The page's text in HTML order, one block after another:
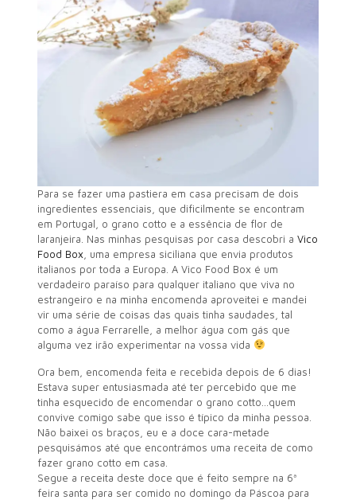
Para se fazer uma pastiera em casa precisam de dois
ingredientes essenciais, que dificilmente se encontram
em Portugal, o grano cotto e a essência de flor de
laranjeira. Nas minhas pesquisas por casa descobri a Vico
Food Box, uma empresa siciliana que envia produtos
italianos por toda a Europa. A Vico Food Box é um
verdadeiro paraíso para qualquer italiano que viva no
estrangeiro e na minha encomenda aproveitei e mandei
vir uma série de coisas das quais tinha saudades, tal
como a água Ferrarelle, a melhor água com gás que
alguma vez irão experimentar na vossa vida
Ora bem, encomenda feita e recebida depois de 6 dias!
Estava super entusiasmada até ter percebido que me
tinha esquecido de encomendar o grano cotto…quem
convive comigo sabe que isso é típico da minha pessoa.
Não baixei os braços, eu e a doce cara-metade
pesquisámos até que encontrámos uma receita de como
fazer grano cotto em casa.
Segue a receita deste doce que é feito sempre na 6ª
feira santa para ser comido no domingo da Páscoa para